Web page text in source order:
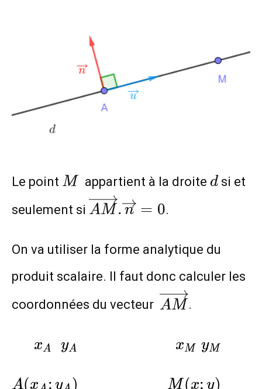
Le point M
M appartient à la droite d
dsi et
seulement si AM . n = 0.
On va utiliser la forme analytique du
produit scalaire. Il faut donc calculer les
coordonnées du vecteur AM .
xA yA xM yM
A(x_A;y_A)\hspace{2cm}M(x;y)
A(x ; y ) M(x; y)